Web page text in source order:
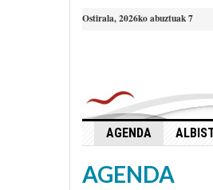
Ostirala, 2026ko abuztuak 7
AGENDA
AGENDA